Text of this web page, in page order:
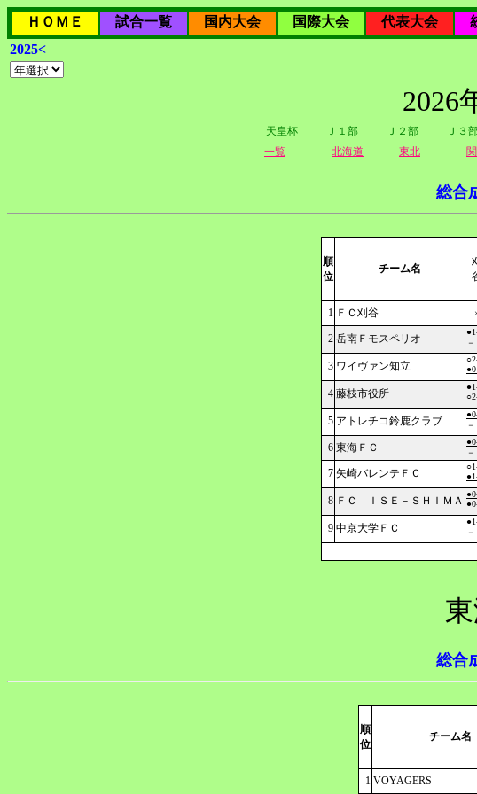
ＨＯＭＥ 試合一覧 国内大会 国際大会 代表大会
2025<
2026
天皇杯 Ｊ１部 Ｊ２部 Ｊ３
一覧
北海道 東北
総合
順
位
チーム名
1 ＦＣ刈谷
2 岳南Ｆモスペリオ
－
3 ワイヴァン知立
4 藤枝市役所
5 アトレチコ鈴鹿クラブ
－
6 東海ＦＣ
－
7 矢崎バレンテＦＣ
8 ＦＣ ＩＳＥ－ＳＨＩＭＡ
9 中京大学ＦＣ
－
総合
順
位
チーム名
1 VOYAGERS